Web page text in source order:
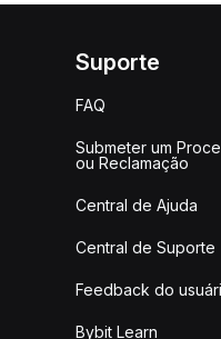
Suporte
FAQ
Submeter um
ou Reclamação
Central de Ajuda
Central de Suporte
Feedback do
Bybit Learn